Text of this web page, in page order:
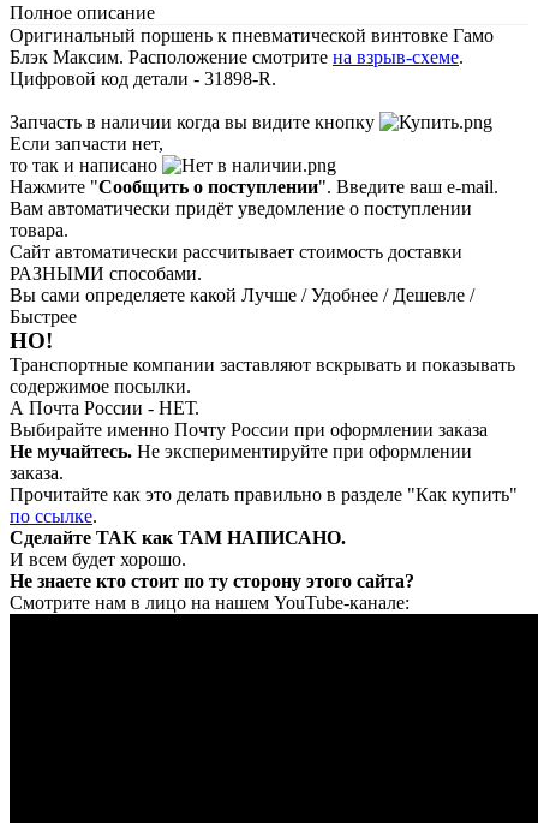
Полное описание
Оригинальный поршень к пневматической винтовке Гамо
Блэк Максим. Расположение смотрите на взрыв-схеме.
Цифровой код детали - 31898-R.
Запчасть в наличии когда вы видите кнопку
Если запчасти нет,
то так и написано
Нажмите "Сообщить о поступлении". Введите ваш e-mail.
Вам автоматически придёт уведомление о поступлении
товара.
Сайт автоматически рассчитывает стоимость доставки
РАЗНЫМИ способами.
Вы сами определяете какой Лучше / Удобнее / Дешевле /
Быстрее
НО!
Транспортные компании заставляют вскрывать и показывать
содержимое посылки.
А Почта России - НЕТ.
Выбирайте именно Почту России при оформлении заказа
Не мучайтесь. Не экспериментируйте при оформлении
заказа.
Прочитайте как это делать правильно в разделе "Как купить"
по ссылке.
Сделайте ТАК как ТАМ НАПИСАНО.
И всем будет хорошо.
Не знаете кто стоит по ту сторону этого сайта?
Смотрите нам в лицо на нашем YouTube-канале: